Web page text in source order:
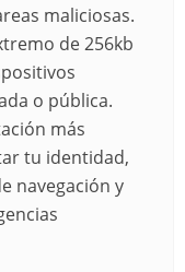
maliciosas.
de 256kb
o pública.
más
tu identidad,
navegación y